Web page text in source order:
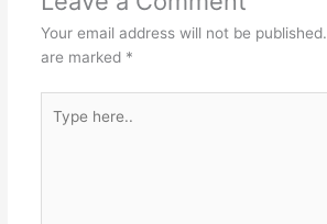
Your email address will not be published.
are marked *
here..